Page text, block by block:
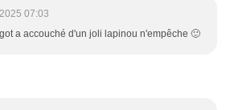
07:03
a accouché d'un joli lapinou n'empêche 🙂